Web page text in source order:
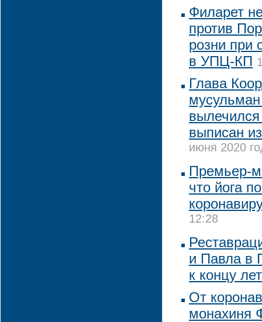
Филарет
против
розни при
в УПЦ-КП
Глава
вылечился
выписан
июня 2020
Премьер-
что йога
12:28
и Павла в
к концу
От
монахиня